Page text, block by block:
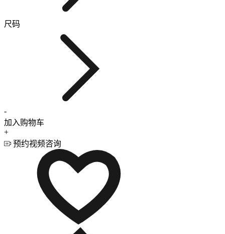
尺码
-
加入购物车
+
预约视频咨询